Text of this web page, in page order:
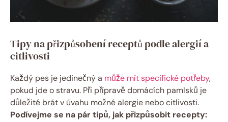
Tipy na přizpůsobení receptů podle alergií a
citlivosti
Každý pes je jedinečný a může mít specifické potřeby,
pokud jde o stravu. Při přípravě domácích pamlsků je
důležité brát v úvahu možné alergie nebo citlivosti.
Podívejme se na pár tipů, jak přizpůsobit recepty: